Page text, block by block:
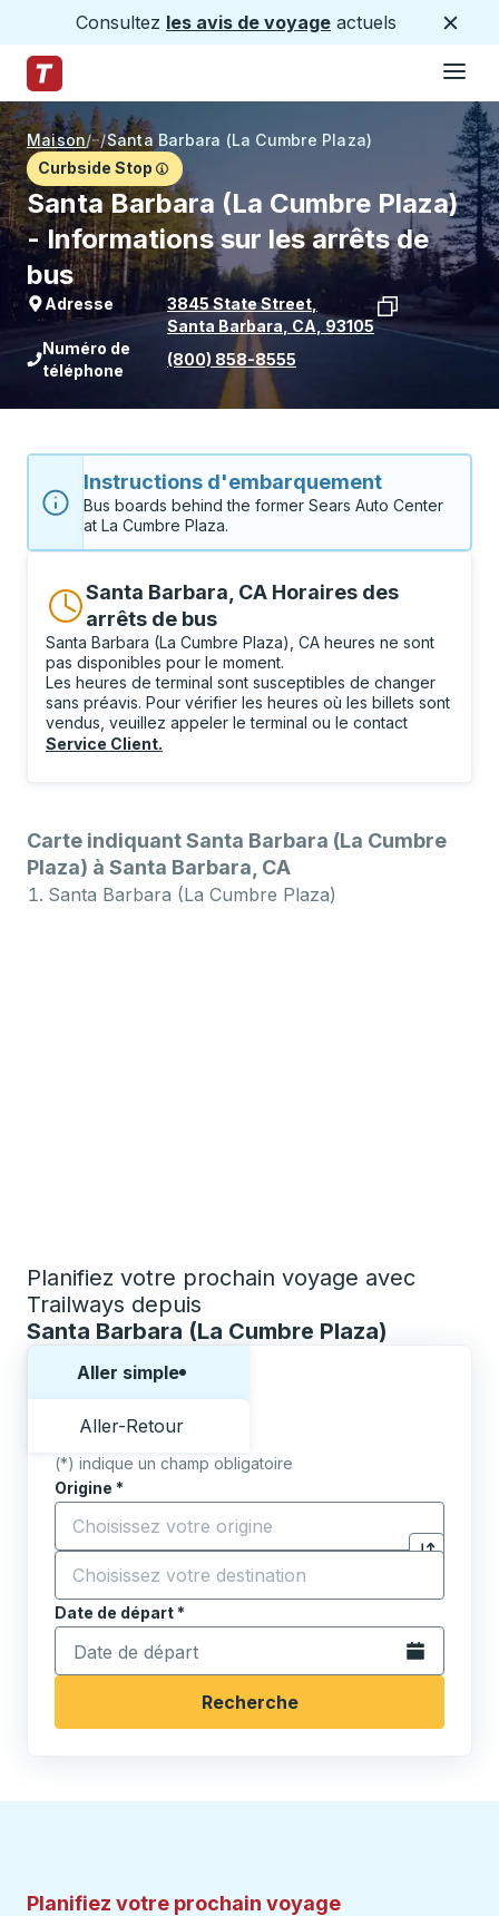
Consultez les avis de voyage actuels
Page d'accueil des sentiers
Maison/ /Santa Barbara (La Cumbre Plaza)
Curbside Stop
Santa Barbara (La Cumbre Plaza)
- Informations sur les arrêts de
bus
Adresse 3845 State Street
Santa Barbara CA 93105
Voir l'emplacement de l'arrêt sur
Numéro de
téléphone
(800) 858-8555
Instructions d'embarquement
Bus boards behind the former Sears Auto Center
at La Cumbre Plaza.
Santa Barbara, CA Horaires des
arrêts de bus
Santa Barbara (La Cumbre Plaza), CA heures ne sont
pas disponibles pour le moment.
Les heures de terminal sont susceptibles de changer
sans préavis. Pour vérifier les heures où les billets sont
vendus, veuillez appeler le terminal ou le contact
Service Client.
Carte indiquant Santa Barbara (La Cumbre
Plaza) à Santa Barbara, CA
Santa Barbara (La Cumbre Plaza)
Planifiez votre prochain voyage avec
Trailways depuis
Santa Barbara (La Cumbre Plaza)
Aller simple
Aller-Retour
(*) indique un champ obligatoire
Origine *
Commencez à saisir la ville d'origine pour ouvrir
Cliquez
Destination*
Commencez à saisir la ville de destination pour
Date de départ*
Tapez la date au format date Barre oblique du mois à
Ouvrez le
Recherche
Planifiez votre prochain voyage